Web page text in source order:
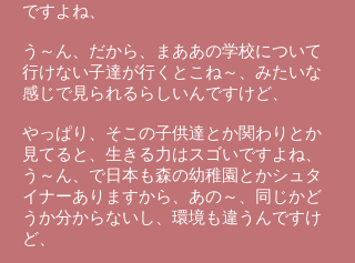
ですよね、
う～ん、だから、まああの学校について
行けない子達が行くとこね～、みたいな
感じで見られるらしいんですけど、
やっぱり、そこの子供達とか関わりとか
見てると、生きる力はスゴいですよね、
う～ん、で日本も森の幼稚園とかシュタ
イナーありますから、あの～、同じかど
うか分からないし、環境も違うんですけ
ど、